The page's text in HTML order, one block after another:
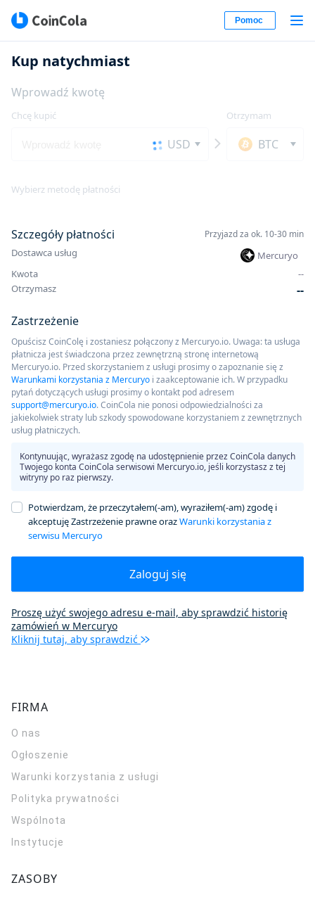
Pomoc
Kup natychmiast
Wprowadź kwotę
Chcę kupić
USD
Otrzymam
BTC
Wybierz metodę płatności
Szczegóły płatności Przyjazd za ok. 10-30 min
Dostawca usług
Mercuryo
Kwota
--
Otrzymasz
--
Zastrzeżenie
Opuścisz CoinColę i zostaniesz połączony z Mercuryo.io. Uwaga: ta usługa
płatnicza jest świadczona przez zewnętrzną stronę internetową
Mercuryo.io. Przed skorzystaniem z usługi prosimy o zapoznanie się z
Warunkami korzystania z Mercuryo i zaakceptowanie ich. W przypadku
pytań dotyczących usługi prosimy o kontakt pod adresem
support@mercuryo.io. CoinCola nie ponosi odpowiedzialności za
jakiekolwiek straty lub szkody spowodowane korzystaniem z zewnętrznych
usług płatniczych.
Kontynuując, wyrażasz zgodę na udostępnienie przez CoinCola danych
Twojego konta CoinCola serwisowi Mercuryo.io, jeśli korzystasz z tej
witryny po raz pierwszy.
Potwierdzam, że przeczytałem(-am), wyraziłem(-am) zgodę i
akceptuję Zastrzeżenie prawne orazWarunki korzystania z
serwisu Mercuryo
Zaloguj się
Proszę użyć swojego adresu e-mail, aby sprawdzić historię
zamówień w Mercuryo
Kliknij tutaj, aby sprawdzić
FIRMA
O nas
Ogłoszenie
Warunki korzystania z usługi
Polityka prywatności
Wspólnota
Instytucje
ZASOBY